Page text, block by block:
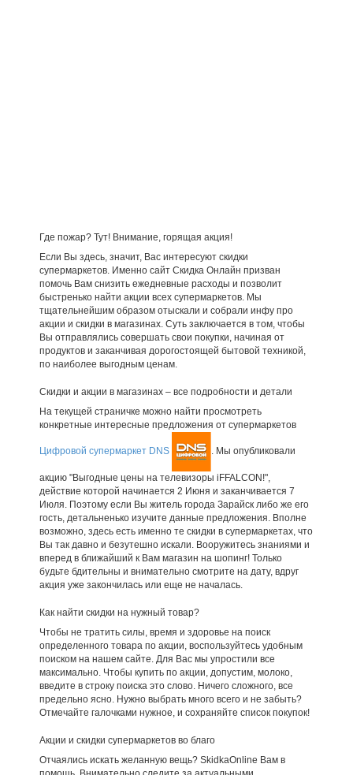
Где пожар? Тут! Внимание, горящая акция!
Если Вы здесь, значит, Вас интересуют скидки
супермаркетов. Именно сайт Скидка Онлайн призван
помочь Вам снизить ежедневные расходы и позволит
быстренько найти акции всех супермаркетов. Мы
тщательнейшим образом отыскали и собрали инфу про
акции и скидки в магазинах. Суть заключается в том, чтобы
Вы отправлялись совершать свои покупки, начиная от
продуктов и заканчивая дорогостоящей бытовой техникой,
по наиболее выгодным ценам.
Скидки и акции в магазинах – все подробности и детали
На текущей страничке можно найти просмотреть
конкретные интересные предложения от супермаркетов
Цифровой супермаркет DNS . Мы опубликовали
акцию "Выгодные цены на телевизоры iFFALCON!",
действие которой начинается 2 Июня и заканчивается 7
Июля. Поэтому если Вы житель города Зарайск либо же его
гость, детальненько изучите данные предложения. Вполне
возможно, здесь есть именно те скидки в супермаркетах, что
Вы так давно и безутешно искали. Вооружитесь знаниями и
вперед в ближайший к Вам магазин на шопинг! Только
будьте бдительны и внимательно смотрите на дату, вдруг
акция уже закончилась или еще не началась.
Как найти скидки на нужный товар?
Чтобы не тратить силы, время и здоровье на поиск
определенного товара по акции, воспользуйтесь удобным
поиском на нашем сайте. Для Вас мы упростили все
максимально. Чтобы купить по акции, допустим, молоко,
введите в строку поиска это слово. Ничего сложного, все
предельно ясно. Нужно выбрать много всего и не забыть?
Отмечайте галочками нужное, и сохраняйте список покупок!
Акции и скидки супермаркетов во благо
Отчаялись искать желанную вещь? SkidkaOnline Вам в